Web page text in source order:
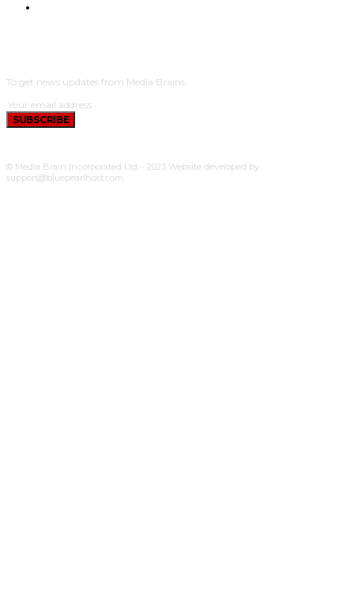
To get news updates from Media Brains.
SUBSCRIBE
© Media Brain Incorporated Ltd. - 2023 Website developed by
support@bluepearlhost.com